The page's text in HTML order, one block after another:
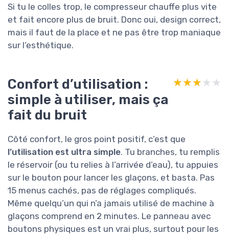
Si tu le colles trop, le compresseur chauffe plus vite
et fait encore plus de bruit. Donc oui, design correct,
mais il faut de la place et ne pas être trop maniaque
sur l’esthétique.
Confort d’utilisation :
simple à utiliser, mais ça
fait du bruit
★★★★★
★★★★★
Côté confort, le gros point positif, c’est que
l’utilisation est ultra simple. Tu branches, tu remplis
le réservoir (ou tu relies à l’arrivée d’eau), tu appuies
sur le bouton pour lancer les glaçons, et basta. Pas
15 menus cachés, pas de réglages compliqués.
Même quelqu’un qui n’a jamais utilisé de machine à
glaçons comprend en 2 minutes. Le panneau avec
boutons physiques est un vrai plus, surtout pour les